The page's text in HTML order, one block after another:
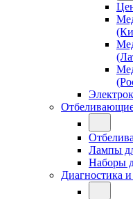
Лампы
Наборы
Диагностика